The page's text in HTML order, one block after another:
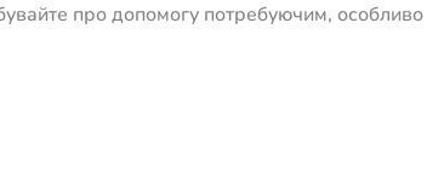
про допомогу потребуючим, особливо